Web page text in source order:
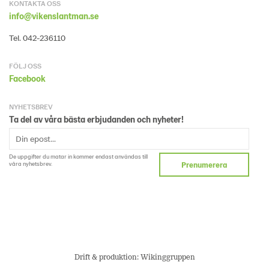
KONTAKTA OSS
info@vikenslantman.se
Tel. 042-236110
FÖLJ OSS
Facebook
NYHETSBREV
Ta del av våra bästa erbjudanden och nyheter!
De uppgifter du matar in kommer endast användas till
våra nyhetsbrev.
Prenumerera
Drift & produktion:Wikinggruppen